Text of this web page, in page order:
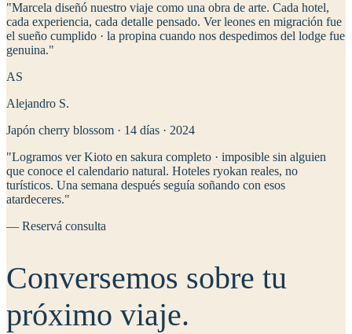
"Marcela diseñó nuestro viaje como una obra de arte. Cada hotel,
cada experiencia, cada detalle pensado. Ver leones en migración fue
el sueño cumplido · la propina cuando nos despedimos del lodge fue
genuina."
AS
Alejandro S.
Japón cherry blossom · 14 días · 2024
"Logramos ver Kioto en sakura completo · imposible sin alguien
que conoce el calendario natural. Hoteles ryokan reales, no
turísticos. Una semana después seguía soñando con esos
atardeceres."
— Reservá consulta
Conversemos sobre tu
próximo viaje.